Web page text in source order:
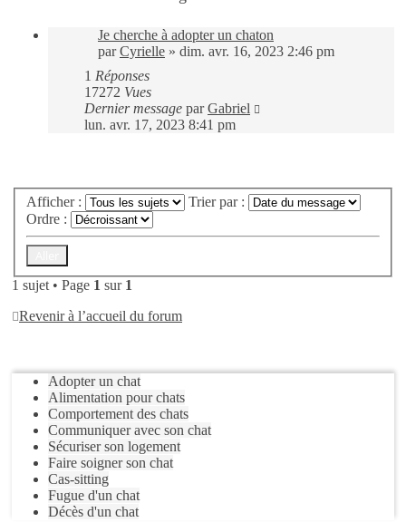
Je cherche à adopter un chaton
parCyrielle » dim. avr. 16, 2023 2:46 pm
1 Réponses
17272 Vues
Dernier message parGabriel
lun. avr. 17, 2023 8:41 pm
Afficher :
Trier par :
Ordre :
1 sujet • Page 1 sur 1
Revenir à l’accueil du forum
Adopter un chat
Alimentation pour chats
Comportement des chats
Communiquer avec son chat
Sécuriser son logement
Faire soigner son chat
Cas-sitting
Fugue d'un chat
Décès d'un chat